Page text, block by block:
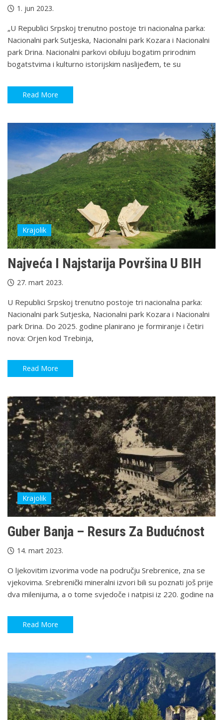
1. jun 2023.
„U Republici Srpskoj trenutno postoje tri nacionalna parka:
Nacionalni park Sutjeska, Nacionalni park Kozara i Nacionalni
park Drina. Nacionalni parkovi obiluju bogatim prirodnim
bogatstvima i kulturno istorijskim naslijeđem, te su
Read More
Krajolik
Najveća I Najstarija Površina U BIH
27. mart 2023.
U Republici Srpskoj trenutno postoje tri nacionalna parka:
Nacionalni park Sutjeska, Nacionalni park Kozara i Nacionalni
park Drina. Do 2025. godine planirano je formiranje i četiri
nova: Orjen kod Trebinja,
Read More
Krajolik
Guber Banja – Resurs Za Budućnost
14. mart 2023.
O ljekovitim izvorima vode na području Srebrenice, zna se
vjekovima. Srebrenički mineralni izvori bili su poznati još prije
dva milenijuma, a o tome svjedoče i natpisi iz 220. godine na
Read More